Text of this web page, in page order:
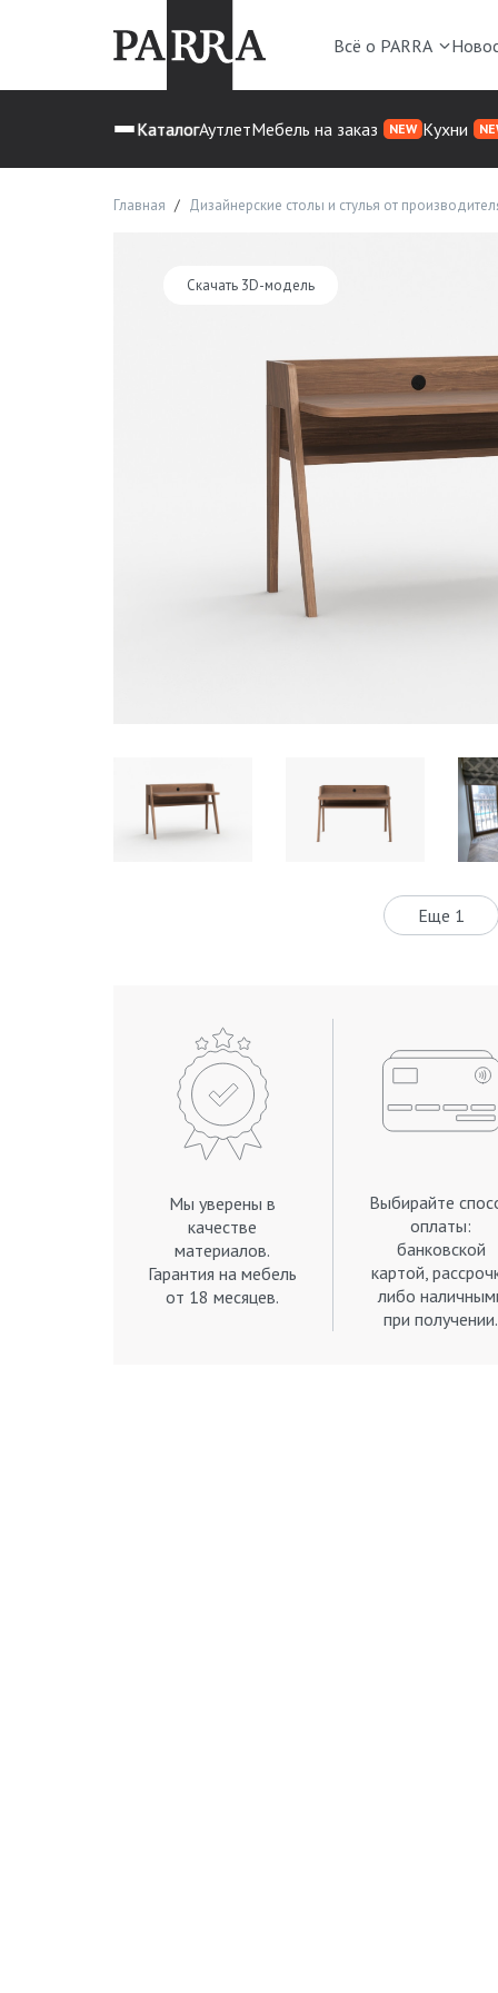
Всё о PARRA
КаталогАутлетМебель на заказ NEW Кухни
Главная Дизайнерские столы и стулья от
Скачать 3D-модель
Еще 1
Мы уверены в
качестве
материалов.
Гарантия на мебель
от 18 месяцев.
Выбирайте
оплаты:
банковской
картой,
либо
при получении.